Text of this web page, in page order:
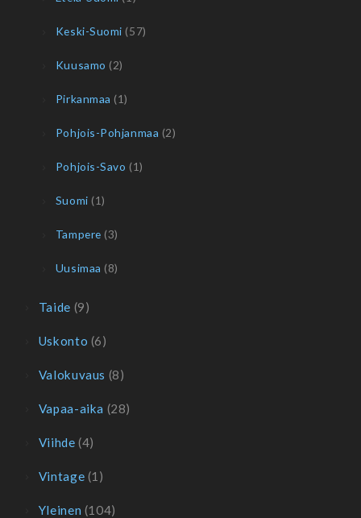
Keski-Suomi (57)
Kuusamo (2)
Pirkanmaa (1)
Pohjois-Pohjanmaa (2)
Pohjois-Savo (1)
Suomi (1)
Tampere (3)
Uusimaa (8)
Taide (9)
Uskonto (6)
Valokuvaus (8)
Vapaa-aika (28)
Viihde (4)
Vintage (1)
Yleinen (104)